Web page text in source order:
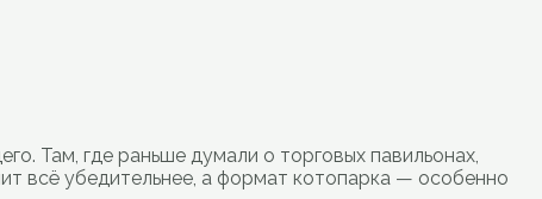
Там, где раньше думали о торговых павильонах,
всё убедительнее, а формат котопарка — особенно